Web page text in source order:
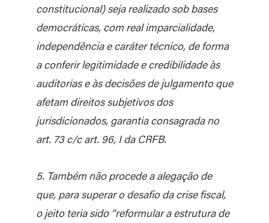
constitucional) seja realizado sob bases
democráticas, com real imparcialidade,
independência e caráter técnico, de forma
a conferir legitimidade e credibilidade às
auditorias e às decisões de julgamento que
afetam direitos subjetivos dos
jurisdicionados, garantia consagrada no
art. 73 c/c art. 96, I da CRFB.
5. Também não procede a alegação de
que, para superar o desafio da crise fiscal,
o jeito teria sido “reformular a estrutura de